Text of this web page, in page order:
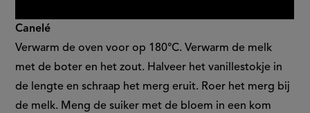
Canelé
Verwarm de oven voor op 180°C. Verwarm de melk
met de boter en het zout. Halveer het vanillestokje in
de lengte en schraap het merg eruit. Roer het merg bij
de melk. Meng de suiker met de bloem in een kom